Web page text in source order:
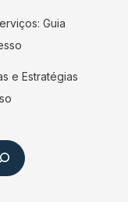
Guia
e Estratégias